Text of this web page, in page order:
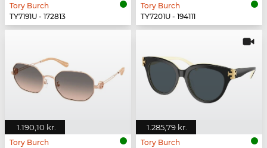
Tory Burch
TY7191U - 172813
Tory Burch
TY7201U - 194111
1.190,10 kr.
Tory Burch
1.285,79 kr.
Tory Burch